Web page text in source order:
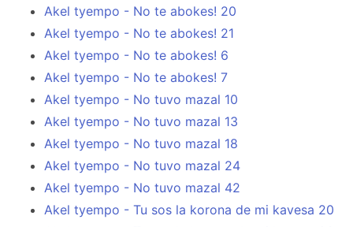
Akel tyempo - No te abokes! 20
Akel tyempo - No te abokes! 21
Akel tyempo - No te abokes! 6
Akel tyempo - No te abokes! 7
Akel tyempo - No tuvo mazal 10
Akel tyempo - No tuvo mazal 13
Akel tyempo - No tuvo mazal 18
Akel tyempo - No tuvo mazal 24
Akel tyempo - No tuvo mazal 42
Akel tyempo - Tu sos la korona de mi kavesa 20